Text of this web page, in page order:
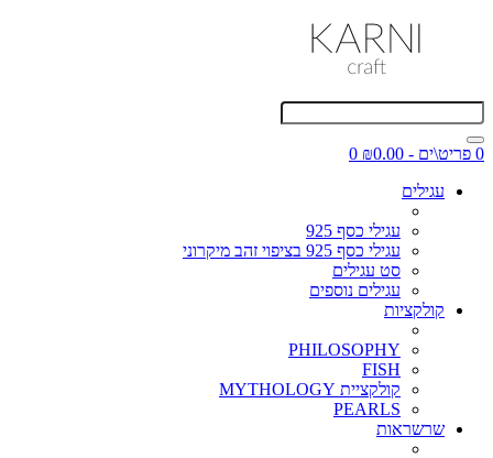
0 פריט\ים - ₪0.00
0
עגילים
עגילי כסף 925
עגילי כסף 925 בציפוי זהב מיקרוני
סט עגילים
עגילים נוספים
קולקציות
PHILOSOPHY
FISH
קולקציית MYTHOLOGY
PEARLS
שרשראות